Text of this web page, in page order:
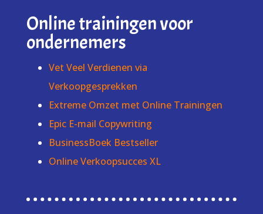
Online trainingen voor
ondernemers
Vet Veel Verdienen via
Verkoopgesprekken
Extreme Omzet met Online Trainingen
Epic E-mail Copywriting
BusinessBoek Bestseller
Online Verkoopsucces XL